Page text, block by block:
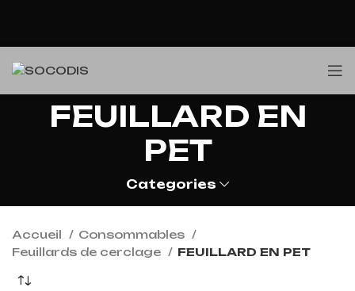
FEUILLARD EN
PET
Categories
Accueil
Consommables
Feuillards de cerclage
FEUILLARD EN PET